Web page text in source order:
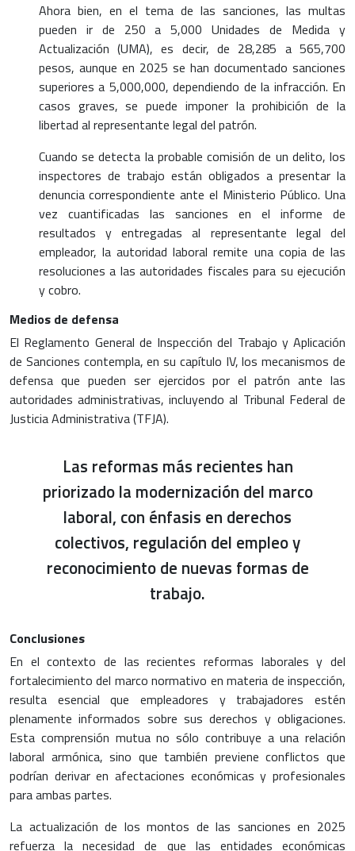
Ahora bien, en el tema de las sanciones, las multas
pueden ir de 250 a 5,000 Unidades de Medida y
Actualización (UMA), es decir, de 28,285 a 565,700
pesos, aunque en 2025 se han documentado sanciones
superiores a 5,000,000, dependiendo de la infracción. En
casos graves, se puede imponer la prohibición de la
libertad al representante legal del patrón.
Cuando se detecta la probable comisión de un delito, los
inspectores de trabajo están obligados a presentar la
denuncia correspondiente ante el Ministerio Público. Una
vez cuantificadas las sanciones en el informe de
resultados y entregadas al representante legal del
empleador, la autoridad laboral remite una copia de las
resoluciones a las autoridades fiscales para su ejecución
y cobro.
Medios de defensa
El Reglamento General de Inspección del Trabajo y Aplicación
de Sanciones contempla, en su capítulo IV, los mecanismos de
defensa que pueden ser ejercidos por el patrón ante las
autoridades administrativas, incluyendo al Tribunal Federal de
Justicia Administrativa (TFJA).
Las reformas más recientes han
priorizado la modernización del marco
laboral, con énfasis en derechos
colectivos, regulación del empleo y
reconocimiento de nuevas formas de
trabajo.
Conclusiones
En el contexto de las recientes reformas laborales y del
fortalecimiento del marco normativo en materia de inspección,
resulta esencial que empleadores y trabajadores estén
plenamente informados sobre sus derechos y obligaciones.
Esta comprensión mutua no sólo contribuye a una relación
laboral armónica, sino que también previene conflictos que
podrían derivar en afectaciones económicas y profesionales
para ambas partes.
La actualización de los montos de las sanciones en 2025
refuerza la necesidad de que las entidades económicas